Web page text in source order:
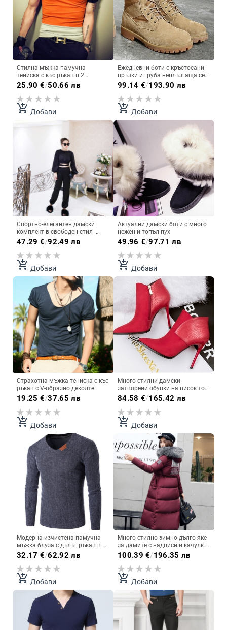
Стилна мъжка памучна
тениска с къс ръкав в 2
разцветки
25.90 €/50.66 лв
add_shopping_cart Добави
Ежедневни боти с кръстосани
връзки и груба неплъзгаща се
подметка
99.14 €/193.90 лв
add_shopping_cart Добави
Спортно-елегантен дамски
комплект в свободен стил -
дълъг панталон + къса блуза, в
три цвята
47.29 €/92.49 лв
add_shopping_cart Добави
Актуални дамски боти с много
нежен и топъл пух
49.96 €/97.71 лв
add_shopping_cart Добави
Страхотна мъжка тениска с къс
ръкав с V-образно деколте
19.25 €/37.65 лв
add_shopping_cart Добави
Много стилни дамски
затворени обувки на висок ток
- 3 цвята
84.58 €/165.42 лв
add_shopping_cart Добави
Модерна изчистена памучна
мъжка блуза с дълъг ръкав в 4
цвята
32.17 €/62.92 лв
add_shopping_cart Добави
Много стилно зимно дълго яке
за дамите с надписи и качулка
с пух в много цветове
100.39 €/196.35 лв
add_shopping_cart Добави